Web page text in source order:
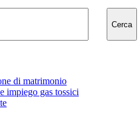
Cerca
di matrimonio
impiego gas tossici